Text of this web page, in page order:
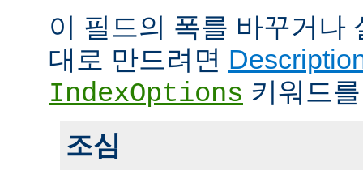
이 필드의 폭를 바꾸거나
대로 만드려면
IndexOptions 키워드
조심